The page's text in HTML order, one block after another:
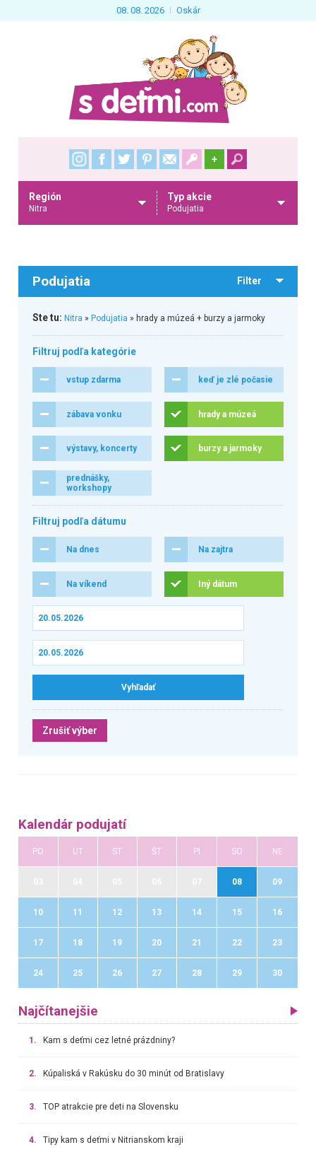
08. 08. 2026 Oskár
+
Región
Nitra
Typ akcie
Podujatia
Podujatia Filter
Ste tu: Nitra » Podujatia » hrady a múzeá + burzy a jarmoky
Filtruj podľa kategórie
vstup zdarma keď je zlé počasie
zábava vonku hrady a múzeá
výstavy, koncerty burzy a jarmoky
prednášky,
workshopy
Filtruj podľa dátumu
Na dnes Na zajtra
Na víkend Iný dátum
Zrušiť výber
Kalendár podujatí
PO UT ST ŠT PI SO NE
08 09
10 11 12 13 14 15 16
17 18 19 20 21 22 23
24 25 26 27 28 29 30
Najčítanejšie
1. Kam s deťmi cez letné prázdniny?
2. Kúpaliská v Rakúsku do 30 minút od Bratislavy
3. TOP atrakcie pre deti na Slovensku
4. Tipy kam s deťmi v Nitrianskom kraji